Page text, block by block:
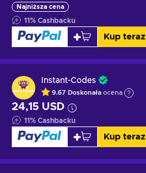
Najniższa cena
11% Cashbacku
Kup teraz
Instant-Codes
9.67 Doskonała ocena
24,15 USD
11% Cashbacku
Kup teraz